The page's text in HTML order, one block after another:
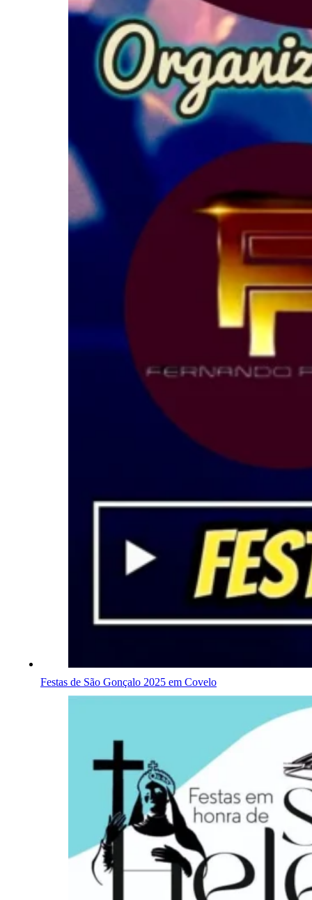
Festas de São Gonçalo 2025 em Covelo